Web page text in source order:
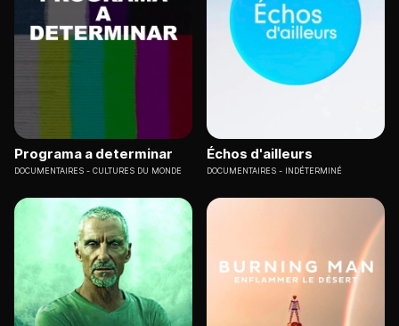
Programa a determinar
DOCUMENTAIRES CULTURES DU MONDE
Échos d'ailleurs
DOCUMENTAIRES INDÉTERMINÉ